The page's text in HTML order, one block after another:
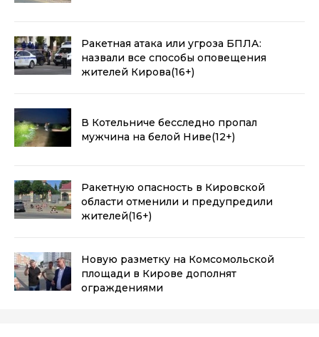
Ракетная атака или угроза БПЛА:
назвали все способы оповещения
жителей Кирова(16+)
В Котельниче бесследно пропал
мужчина на белой Ниве(12+)
Ракетную опасность в Кировской
области отменили и предупредили
жителей(16+)
Новую разметку на Комсомольской
площади в Кирове дополнят
ограждениями